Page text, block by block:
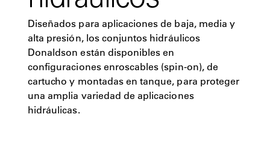
Diseñados para aplicaciones de baja, media y
alta presión, los conjuntos hidráulicos
Donaldson están disponibles en
configuraciones enroscables (spin-on), de
cartucho y montadas en tanque, para proteger
una amplia variedad de aplicaciones
hidráulicas.